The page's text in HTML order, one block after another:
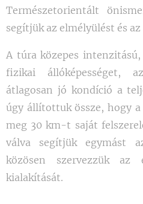
Természetorientált
segítjük az elmélyülést és
A túra közepes
fizikai állóképességet,
átlagosan jó kondíció a
úgy állítottuk össze, hogy
meg 30 km-t saját
válva segítjük egymást
közösen szervezzük az
kialakítását.